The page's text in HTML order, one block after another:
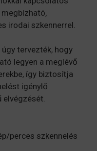
irodai szkennerrel.
tervezték, hogy
legyen a meglévő
így biztosítja
igénylő
elvégzését.
perces szkennelés